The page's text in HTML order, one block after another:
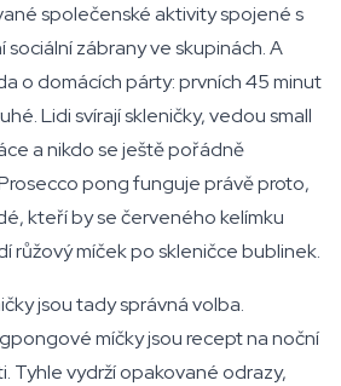
společenské aktivity spojené s
zábrany ve skupinách. A
o domácích párty: prvních 45 minut
Lidi svírají skleničky, vedou small
a nikdo se ještě pořádně
pong funguje právě proto,
kteří by se červeného kelímku
růžový míček po skleničce bublinek.
jsou tady správná volba.
míčky jsou recept na noční
Tyhle vydrží opakované odrazy,